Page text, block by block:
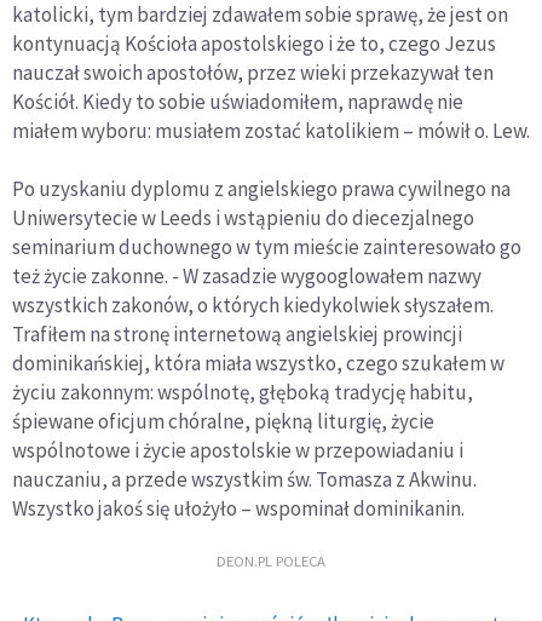
katolicki, tym bardziej zdawałem sobie sprawę, że jest on
kontynuacją Kościoła apostolskiego i że to, czego Jezus
nauczał swoich apostołów, przez wieki przekazywał ten
Kościół. Kiedy to sobie uświadomiłem, naprawdę nie
miałem wyboru: musiałem zostać katolikiem – mówił o. Lew.
Po uzyskaniu dyplomu z angielskiego prawa cywilnego na
Uniwersytecie w Leeds i wstąpieniu do diecezjalnego
seminarium duchownego w tym mieście zainteresowało go
też życie zakonne. - W zasadzie wygooglowałem nazwy
wszystkich zakonów, o których kiedykolwiek słyszałem.
Trafiłem na stronę internetową angielskiej prowincji
dominikańskiej, która miała wszystko, czego szukałem w
życiu zakonnym: wspólnotę, głęboką tradycję habitu,
śpiewane oficjum chóralne, piękną liturgię, życie
wspólnotowe i życie apostolskie w przepowiadaniu i
nauczaniu, a przede wszystkim św. Tomasza z Akwinu.
Wszystko jakoś się ułożyło – wspominał dominikanin.
DEON.PL POLECA